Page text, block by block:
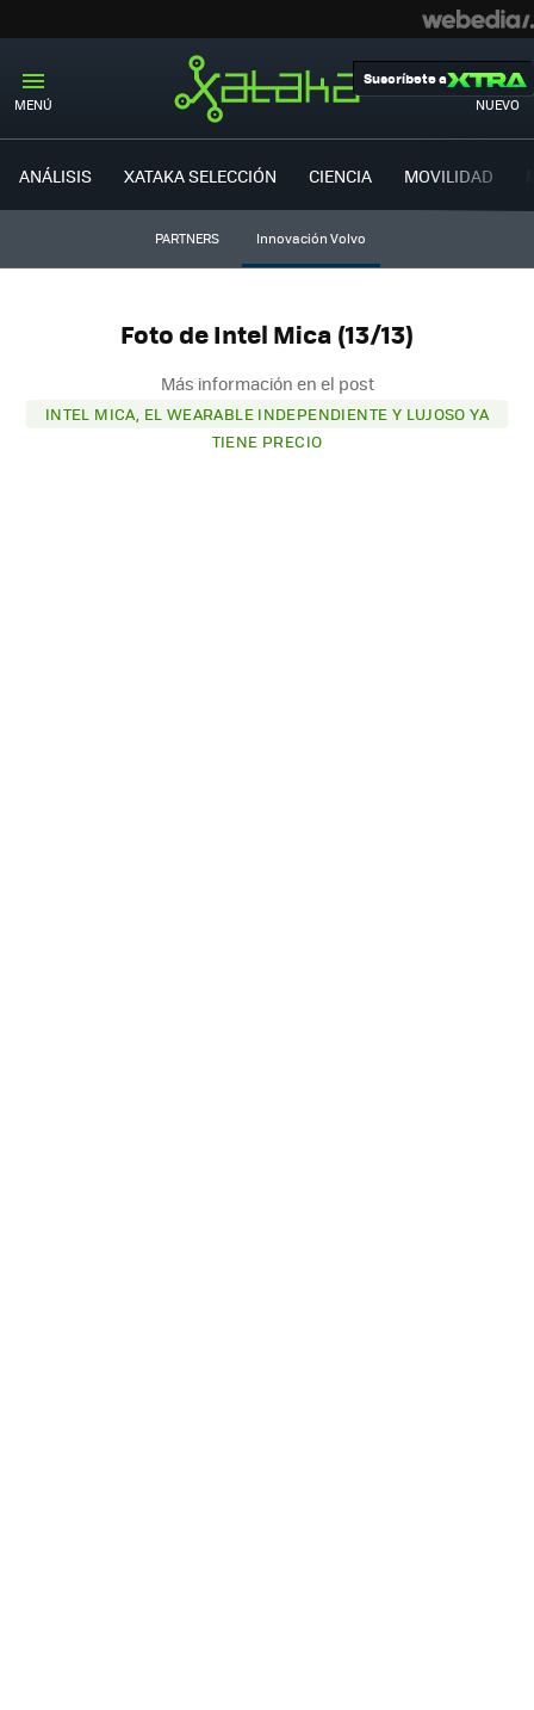
MENÚ NUEVO
Suscríbete a
ANÁLISIS XATAKA SELECCIÓN CIENCIA MOVILIDAD
PARTNERS Innovación Volvo
Foto de Intel Mica (13/13)
Más información en el post
INTEL MICA, EL WEARABLE INDEPENDIENTE Y LUJOSO YA
TIENE PRECIO